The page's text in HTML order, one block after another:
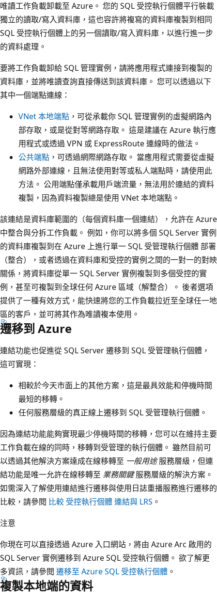
唯讀工作負載卸載至 Azure。 您的 SQL 受控執行個體平行裝載
獨立的讀取/寫入資料庫，這也容許將複寫的資料庫複製到相同
SQL 受控執行個體上的另一個讀取/寫入資料庫，以進行進一步
的資料處理。
要將工作負載卸給 SQL 管理實例，請將應用程式連接到複製的
資料庫，並將唯讀查詢直接傳送到該資料庫。 您可以透過以下
其中一個端點連線：
VNet 本地端點 ，可從承載你 SQL 管理實例的虛擬網路內
部存取，或是從對等網路存取。 這是建議在 Azure 執行應
用程式或透過 VPN 或 ExpressRoute 連線時的做法。
公共端點 ，可透過網際網路存取。 當應用程式需要從虛擬
網路外部連線，且無法使用對等或私人端點時，請使用此
方法。 公用端點僅承載用戶端流量，無法用於連結的資料
複製，因為資料複製總是使用 VNet 本地端點。
該連結是資料庫範圍的（每個資料庫一個連結），允許在 Azure
中整合與分拆工作負載。 例如，你可以將多個 SQL Server 實例
的資料庫複製到在 Azure 上進行單一 SQL 受管理執行個體 部署
（整合），或者透過在資料庫和受控的實例之間的一對一的對映
關係，將資料庫從單一 SQL Server 實例複製到多個受控的實
例，甚至可複製到全球任何 Azure 區域（解整合）。 後者選項
提供了一種有效方式，能快速將您的工作負載拉近至全球任一地
區的客戶，並可將其作為唯讀複本使用。
遷移到 Azure
連結功能也促進從 SQL Server 遷移到 SQL 受管理執行個體，
這可實現：
相較於今天市面上的其他方案，這是最具效能和停機時間
最短的移轉。
任何服務層級的真正線上遷移到 SQL 受管理執行個體。
因為連結功能能夠實現最少停機時間的移轉，您可以在維持主要
工作負載在線的同時，移轉到受管理的執行個體。 雖然目前可
以透過其他解決方案達成在線移轉至 一般用途服務層級，但連
結功能是唯一允許在線移轉至 業務關鍵服務層級的解決方案。
如需深入了解使用連結進行遷移與使用日誌重播服務進行遷移的
比較，請參閱 比較 受控執行個體 連結與 LRS 。
注意
你現在可以直接透過 Azure 入口網站，將由 Azure Arc 啟用的
SQL Server 實例遷移到 Azure SQL 受控執行個體。 欲了解更
多資訊，請參閱 遷移至 Azure SQL 受控執行個體 。
複製本地端的資料